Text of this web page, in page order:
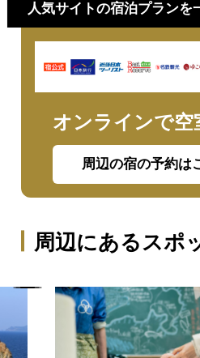
人気サイトの宿泊プランを
オンラインで空
周辺の宿の予約は
周辺にあるスポ